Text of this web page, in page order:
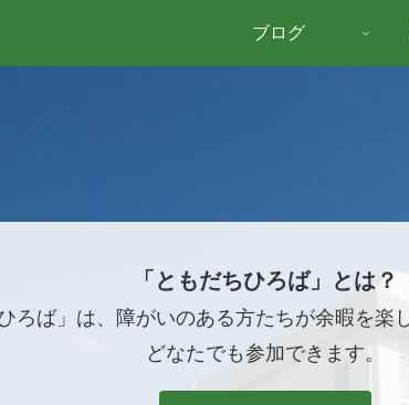
ブログ
「ともだちひろば」とは？
ろば」は、障がいのある方たちが余暇を楽
どなたでも参加できます。